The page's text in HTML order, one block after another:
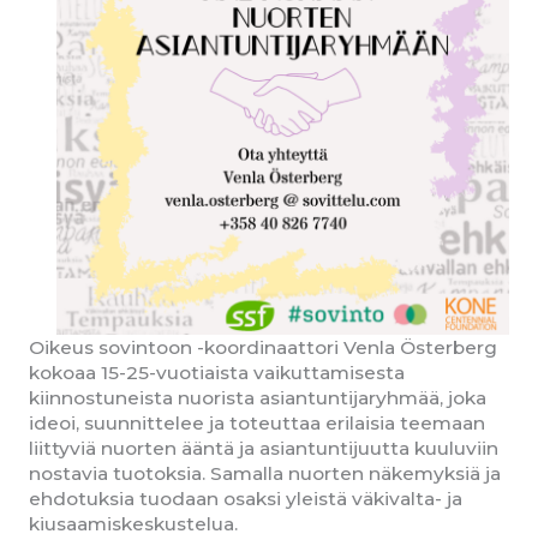
Oikeus sovintoon -koordinaattori Venla Österberg
kokoaa 15-25-vuotiaista vaikuttamisesta
kiinnostuneista nuorista asiantuntijaryhmää, joka
ideoi, suunnittelee ja toteuttaa erilaisia teemaan
liittyviä nuorten ääntä ja asiantuntijuutta kuuluviin
nostavia tuotoksia. Samalla nuorten näkemyksiä ja
ehdotuksia tuodaan osaksi yleistä väkivalta- ja
kiusaamiskeskustelua.